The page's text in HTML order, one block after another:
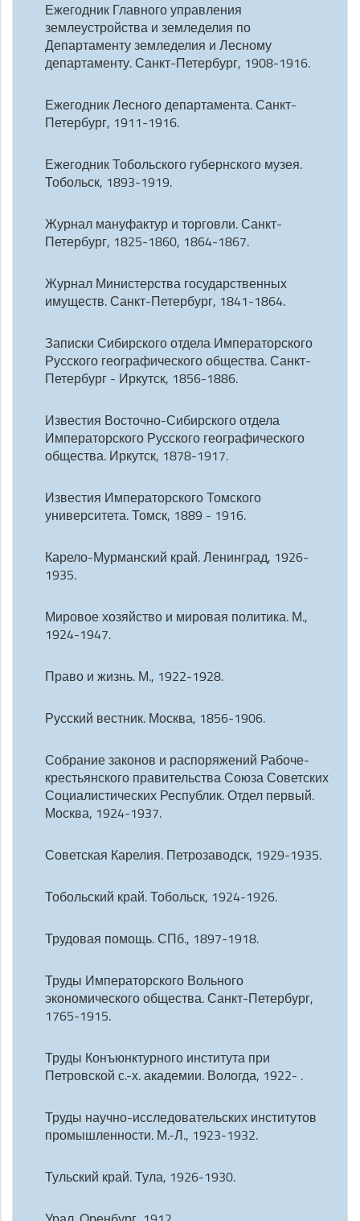
Ежегодник Главного управления
землеустройства и земледелия по
Департаменту земледелия и Лесному
департаменту. Санкт-Петербург, 1908-1916.
Ежегодник Лесного департамента. Санкт-
Петербург, 1911-1916.
Ежегодник Тобольского губернского музея.
Тобольск, 1893-1919.
Журнал мануфактур и торговли. Санкт-
Петербург, 1825-1860, 1864-1867.
Журнал Министерства государственных
имуществ. Санкт-Петербург, 1841-1864.
Записки Сибирского отдела Императорского
Русского географического общества. Санкт-
Петербург - Иркутск, 1856-1886.
Известия Восточно-Сибирского отдела
Императорского Русского географического
общества. Иркутск, 1878-1917.
Известия Императорского Томского
университета. Томск, 1889 - 1916.
Карело-Мурманский край. Ленинград, 1926-
1935.
Мировое хозяйство и мировая политика. М.,
1924-1947.
Право и жизнь. М., 1922-1928.
Русский вестник. Москва, 1856-1906.
Собрание законов и распоряжений Рабоче-
крестьянского правительства Союза Советских
Социалистических Республик. Отдел первый.
Москва, 1924-1937.
Советская Карелия. Петрозаводск, 1929-1935.
Тобольский край. Тобольск, 1924-1926.
Трудовая помощь. СПб., 1897-1918.
Труды Императорского Вольного
экономического общества. Санкт-Петербург,
1765-1915.
Труды Конъюнктурного института при
Петровской с.-х. академии. Вологда, 1922- .
Труды научно-исследовательских институтов
промышленности. М.-Л., 1923-1932.
Тульский край. Тула, 1926-1930.